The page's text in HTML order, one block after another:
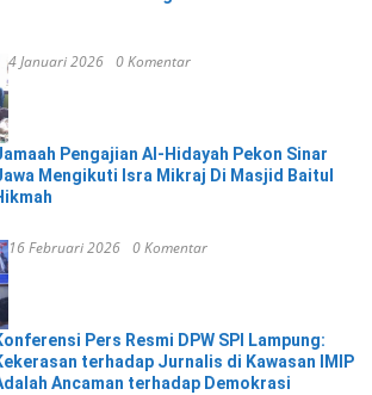
4 Januari 2026 0 Komentar
Pengajian Al-Hidayah Pekon Sinar
Mengikuti Isra Mikraj Di Masjid Baitul
16 Februari 2026 0 Komentar
Pers Resmi DPW SPI Lampung:
terhadap Jurnalis di Kawasan IMIP
Ancaman terhadap Demokrasi